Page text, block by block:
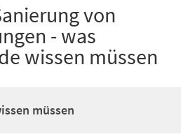
von
- was
wissen müssen
müssen